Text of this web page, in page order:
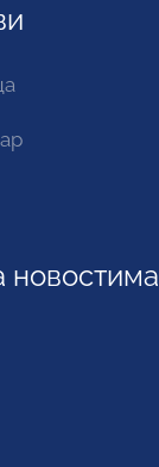
новостима